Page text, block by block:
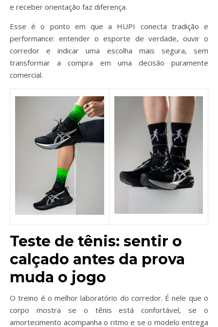
e receber orientação faz diferença.
Esse é o ponto em que a HUPI conecta tradição e
performance: entender o esporte de verdade, ouvir o
corredor e indicar uma escolha mais segura, sem
transformar a compra em uma decisão puramente
comercial.
Teste de tênis: sentir o
calçado antes da prova
muda o jogo
O treino é o melhor laboratório do corredor. É nele que o
corpo mostra se o tênis está confortável, se o
amortecimento acompanha o ritmo e se o modelo entrega